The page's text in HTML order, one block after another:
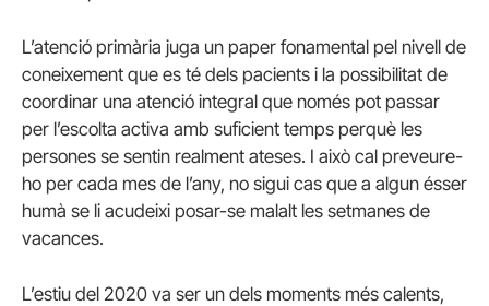
L’atenció primària juga un paper fonamental pel nivell de
coneixement que es té dels pacients i la possibilitat de
coordinar una atenció integral que només pot passar
per l’escolta activa amb suficient temps perquè les
persones se sentin realment ateses. I això cal preveure-
ho per cada mes de l’any, no sigui cas que a algun ésser
humà se li acudeixi posar-se malalt les setmanes de
vacances.
L’estiu del 2020 va ser un dels moments més calents,